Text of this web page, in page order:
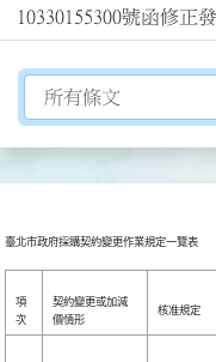
10330155300號函修正
切換選擇法規資訊內容
臺北市政府採購契約變更作業規定一覽表
項
次
契約變更或加減
價情形
核准規定